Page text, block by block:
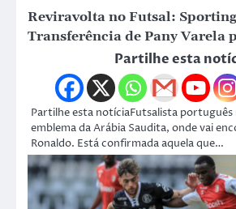
Reviravolta no Futsal:
Transferência de Pany Varela
Partilhe esta
Partilhe esta notíciaFutsalista português
emblema da Arábia Saudita, onde vai
Ronaldo. Está confirmada aquela que…